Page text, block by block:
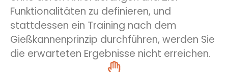
Funktionalitäten zu definieren, und
stattdessen ein Training nach dem
Gießkannenprinzip durchführen, werden Sie
die erwarteten Ergebnisse nicht erreichen.